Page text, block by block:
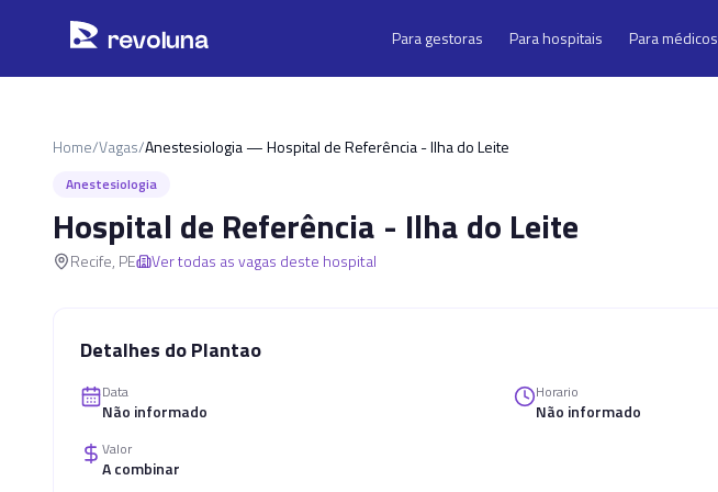
revoluna Para gestoras Para hospitais Para médicos
Home/Vagas/Anestesiologia — Hospital de Referência - Ilha do Leite
Anestesiologia
Hospital de Referência - Ilha do Leite
Recife, PE Ver todas as vagas deste hospital
Detalhes do Plantao
Data
Não informado
Horario
Não informado
Valor
A combinar